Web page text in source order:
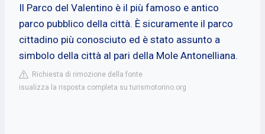
Il Parco del Valentino è il più famoso e antico
parco pubblico della città. È sicuramente il parco
cittadino più conosciuto ed è stato assunto a
simbolo della città al pari della Mole Antonelliana.
Richiesta di rimozione della fonte
isualizza la risposta completa su turismotorino.org